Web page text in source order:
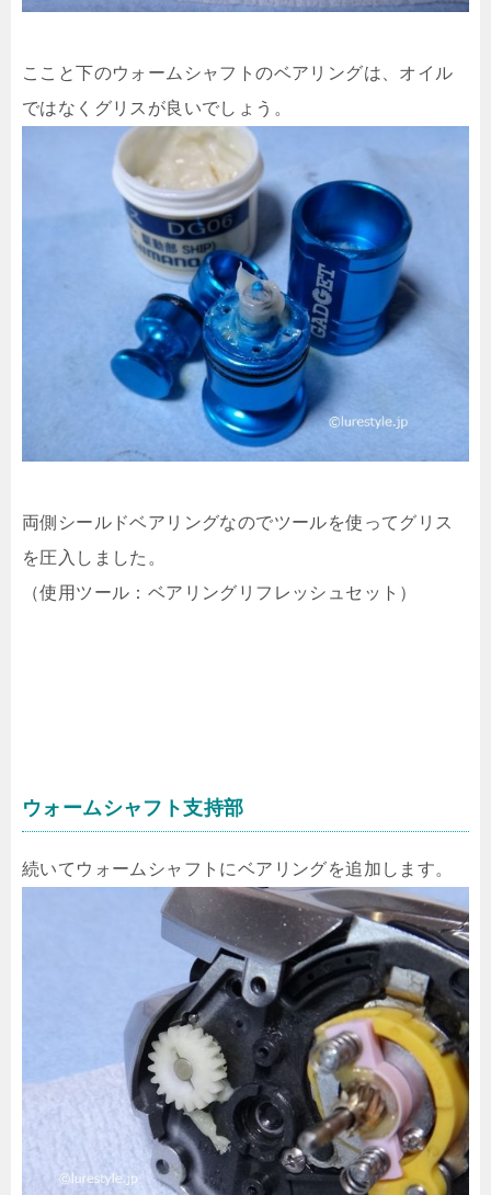
ここと下のウォームシャフトのベアリングは、オイル
ではなくグリスが良いでしょう。
両側シールドベアリングなのでツールを使ってグリス
を圧入しました。
（使用ツール：ベアリングリフレッシュセット）
ウォームシャフト支持部
続いてウォームシャフトにベアリングを追加します。